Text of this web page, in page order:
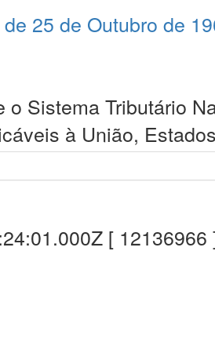
de 25 de Outubro de
o Sistema Tributário
à União,
[ 12136966